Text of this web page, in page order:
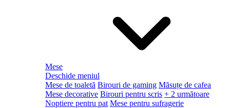
Mese
Deschide meniul
Mese de toaletă Birouri de gaming Măsuțe de cafea
Mese decorative Birouri pentru scris + 2 următoare
Noptiere pentru pat Mese pentru sufragerie